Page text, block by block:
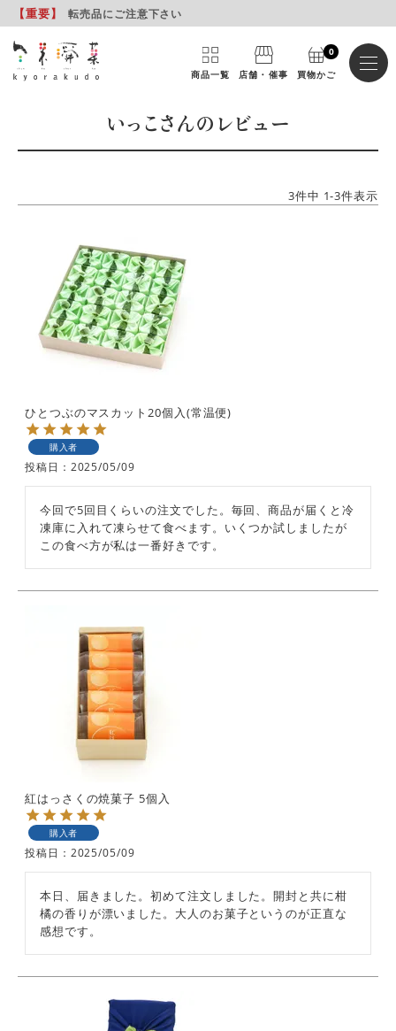
【重要】 転売品にご注意下さい
商品一覧 店舗・催事 買物かご
0
いっこさんのレビュー
3件中 1-3件表示
ひとつぶのマスカット20個入(常温便)
購入者
投稿日 2025/05/09
今回で5回目くらいの注文でした。毎回、商品が届くと冷
凍庫に入れて凍らせて食べます。いくつか試しましたが
この食べ方が私は一番好きです。
紅はっさくの焼菓子 5個入
購入者
投稿日 2025/05/09
本日、届きました。初めて注文しました。開封と共に柑
橘の香りが漂いました。大人のお菓子というのが正直な
感想です。